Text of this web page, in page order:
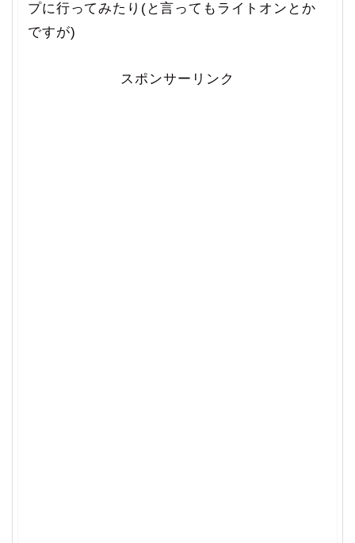
プに行ってみたり(と言ってもライトオンとか
ですが)
スポンサーリンク